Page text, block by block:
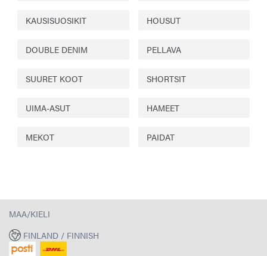
KAUSISUOSIKIT HOUSUT
DOUBLE DENIM PELLAVA
SUURET KOOT SHORTSIT
UIMA-ASUT HAMEET
MEKOT PAIDAT
MAA/KIELI
FINLAND / FINNISH